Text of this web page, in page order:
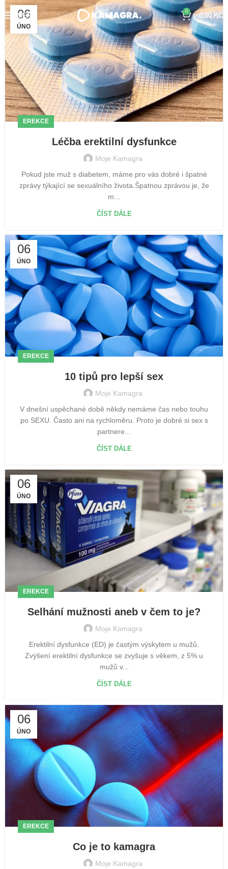
MENU
0
0,00KČ
06
ÚNO
EREKCE
Léčba erektilní dysfunkce
Moje Kamagra
Pokud jste muž s diabetem, máme pro vás dobré i špatné
zprávy týkající se sexuálního života.Špatnou zprávou je, že
m...
ČÍST DÁLE
06
ÚNO
EREKCE
10 tipů pro lepší sex
Moje Kamagra
V dnešní uspěchané době někdy nemáme čas nebo touhu
po SEXU. Často ani na rychloměru. Proto je dobré si sex s
partnere...
ČÍST DÁLE
06
ÚNO
EREKCE
Selhání mužnosti aneb v čem to je?
Moje Kamagra
Erektilní dysfunkce (ED) je častým výskytem u mužů.
Zvýšení erektilní dysfunkce se zvyšuje s věkem, z 5% u
mužů v...
ČÍST DÁLE
06
ÚNO
EREKCE
Co je to kamagra
Moje Kamagra